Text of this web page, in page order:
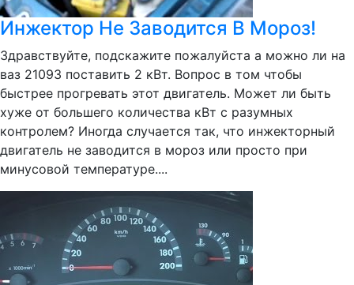
Инжектор Не Заводится В Мороз!
Здравствуйте, подскажите пожалуйста а можно ли на
ваз 21093 поставить 2 кВт. Вопрос в том чтобы
быстрее прогревать этот двигатель. Может ли быть
хуже от большего количества кВт с разумных
контролем? Иногда случается так, что инжекторный
двигатель не заводится в мороз или просто при
минусовой температуре....